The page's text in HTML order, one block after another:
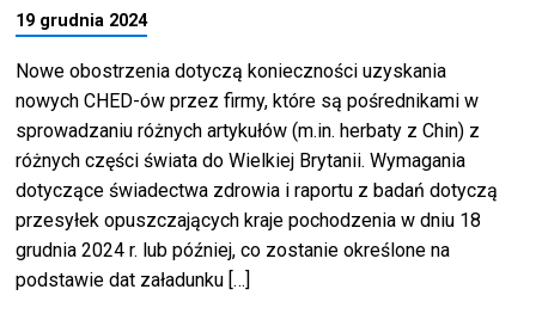
19 grudnia 2024
Nowe obostrzenia dotyczą konieczności uzyskania
nowych CHED-ów przez firmy, które są pośrednikami w
sprowadzaniu różnych artykułów (m.in. herbaty z Chin) z
różnych części świata do Wielkiej Brytanii. Wymagania
dotyczące świadectwa zdrowia i raportu z badań dotyczą
przesyłek opuszczających kraje pochodzenia w dniu 18
grudnia 2024 r. lub później, co zostanie określone na
podstawie dat załadunku […]